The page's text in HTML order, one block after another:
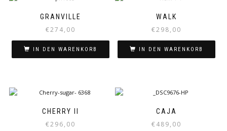
GRANVILLE
€274,00
IN DEN WARENKORB
WALK
€298,00
IN DEN WARENKORB
CHERRY II
€296,00
CAJA
€489,00